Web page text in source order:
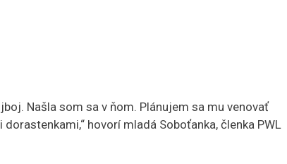
Našla som sa v ňom. Plánujem sa mu venovať
hovorí mladá Soboťanka, členka PWL